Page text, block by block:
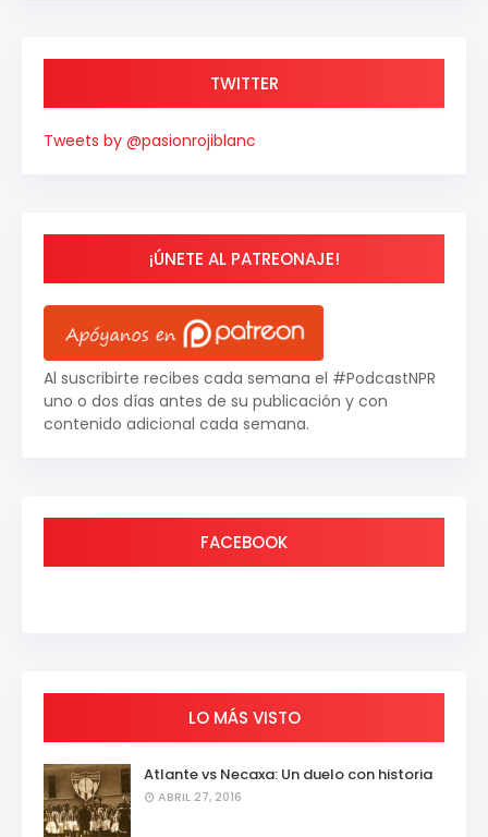
TWITTER
Tweets by @pasionrojiblanc
¡ÚNETE AL PATREONAJE!
Al suscribirte recibes cada semana el #PodcastNPR
uno o dos días antes de su publicación y con
contenido adicional cada semana.
FACEBOOK
LO MÁS VISTO
Atlante vs Necaxa: Un duelo con historia
ABRIL 27, 2016